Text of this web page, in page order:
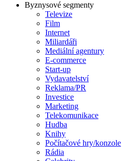
Byznysové segmenty
Televize
Film
Internet
Miliardáři
Mediální agentury
E-commerce
Start-up
Vydavatelství
Reklama/PR
Investice
Marketing
Telekomunikace
Hudba
Knihy
Počítačové hry/konzole
Rádia